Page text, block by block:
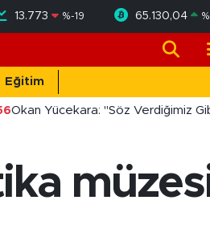
13.773 %-19 65.130,04 %
Eğitim
Okan Yücekara: "Söz Verdiğimiz